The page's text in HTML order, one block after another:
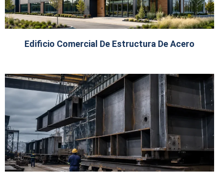
Edificio Comercial De Estructura De Acero